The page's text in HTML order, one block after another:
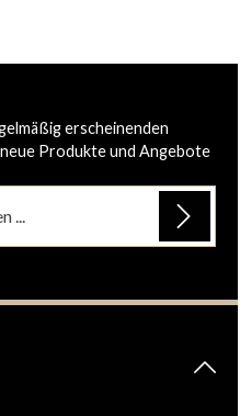
erscheinenden
Produkte und Angebote
zur Kenntnis